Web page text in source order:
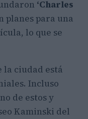
‘Charles
planes para una
lo que se
la ciudad está
Incluso
de estos y
Kaminski del